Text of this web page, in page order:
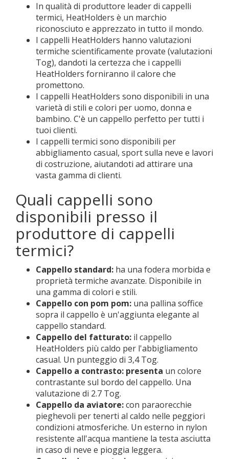
In qualità di produttore leader di cappelli
termici, HeatHolders è un marchio
riconosciuto e apprezzato in tutto il mondo.
I cappelli HeatHolders hanno valutazioni
termiche scientificamente provate (valutazioni
Tog), dandoti la certezza che i cappelli
HeatHolders forniranno il calore che
promettono.
I cappelli HeatHolders sono disponibili in una
varietà di stili e colori per uomo, donna e
bambino. C'è un cappello perfetto per tutti i
tuoi clienti.
I cappelli termici sono disponibili per
abbigliamento casual, sport sulla neve e lavori
di costruzione, aiutandoti ad attirare una
vasta gamma di clienti.
Quali cappelli sono
disponibili presso il
produttore di cappelli
termici?
Cappello standard: ha una fodera morbida e
proprietà termiche avanzate. Disponibile in
una gamma di colori e stili.
Cappello con pom pom: una pallina soffice
sopra il cappello è un'aggiunta elegante al
cappello standard.
Cappello del fatturato: il cappello
HeatHolders più caldo per l'abbigliamento
casual. Un punteggio di 3,4 Tog.
Cappello a contrasto: presenta un colore
contrastante sul bordo del cappello. Una
valutazione di 2.7 Tog.
Cappello da aviatore:con paraorecchie
pieghevoli per tenerti al caldo nelle peggiori
condizioni atmosferiche. Un esterno in nylon
resistente all'acqua mantiene la testa asciutta
in caso di neve e pioggia leggera.